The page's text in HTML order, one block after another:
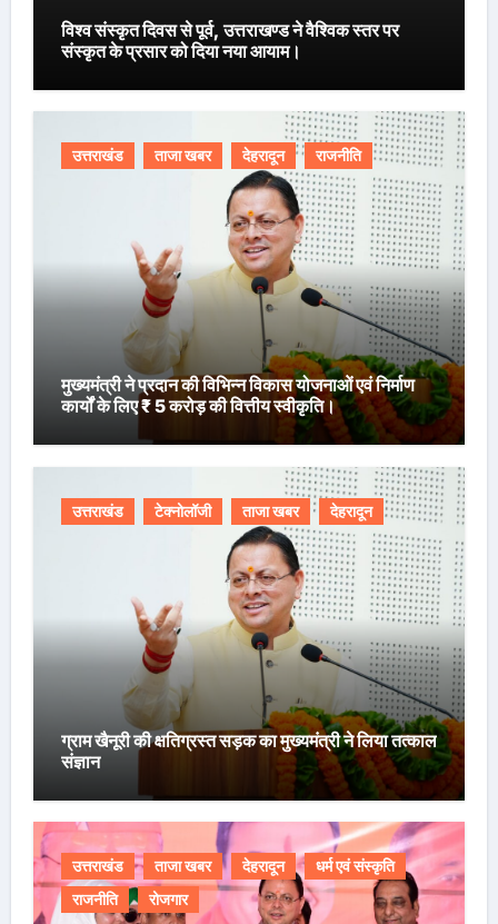
विश्व संस्कृत दिवस से पूर्व, उत्तराखण्ड ने वैश्विक स्तर पर
संस्कृत के प्रसार को दिया नया आयाम।
उत्तराखंड ताजा खबर देहरादून राजनीति
मुख्यमंत्री ने प्रदान की विभिन्न विकास योजनाओं एवं निर्माण
कार्यों के लिए ₹ 5 करोड़ की वित्तीय स्वीकृति।
उत्तराखंड टेक्नोलॉजी ताजा खबर देहरादून
ग्राम खैनूरी की क्षतिग्रस्त सड़क का मुख्यमंत्री ने लिया तत्काल
संज्ञान
उत्तराखंड ताजा खबर देहरादून
धर्म एवं संस्कृति
राजनीति
रोजगार